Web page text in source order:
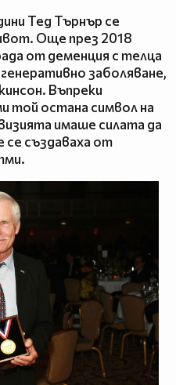
Тед Търнър се
Още през 2018
от деменция с телца
заболяване,
Въпреки
той остана символ на
имаше силата да
се създаваха от